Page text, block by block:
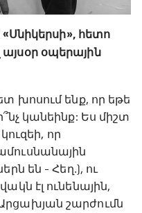
«Սնիկերսի», հետո
օպերային
խոսում ենք, որ եթե
կանեինք: Ես միշտ
որ
են - Հեղ․), ու
էլ ունենային,
շարժումն